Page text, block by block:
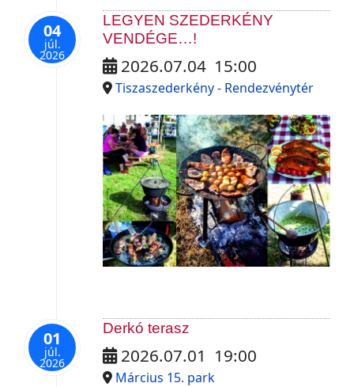
04
júl.
2026
LEGYEN SZEDERKÉNY
VENDÉGE…!
2026.07.04 15:00
Tiszaszederkény - Rendezvénytér
01
júl.
2026
Derkó terasz
2026.07.01 19:00
Március 15. park